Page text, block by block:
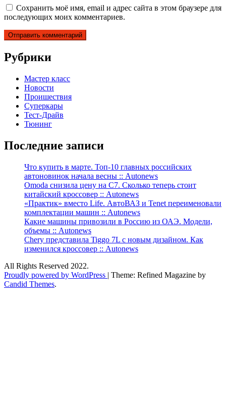
Сохранить моё имя, email и адрес сайта в этом браузере для
последующих моих комментариев.
Рубрики
Мастер класс
Новости
Проишествия
Суперкары
Тест-Драйв
Тюнинг
Последние записи
Что купить в марте. Топ-10 главных российских
автоновинок начала весны :: Autonews
Omoda снизила цену на C7. Сколько теперь стоит
китайский кроссовер :: Autonews
«Практик» вместо Life. АвтоВАЗ и Tenet переименовали
комплектации машин :: Autonews
Какие машины привозили в Россию из ОАЭ. Модели,
объемы :: Autonews
Chery представила Tiggo 7L с новым дизайном. Как
изменился кроссовер :: Autonews
All Rights Reserved 2022.
Proudly powered by WordPress | Theme: Refined Magazine by
Candid Themes.